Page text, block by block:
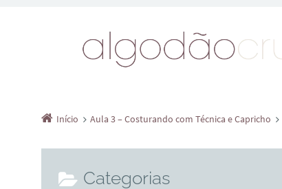
Início Aula 3 – Costurando com Técnica e Capricho
Categorias